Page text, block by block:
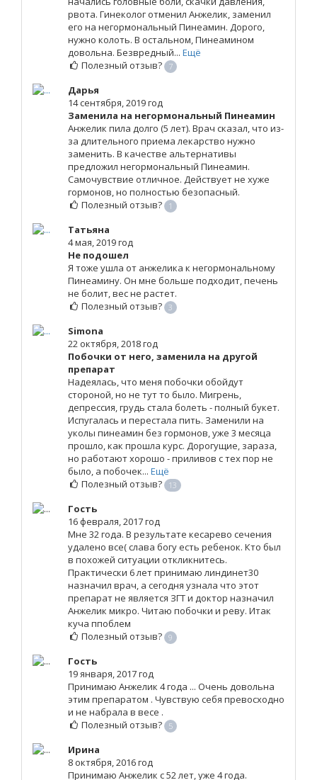
рвота. Гинеколог отменил Анжелик, заменил
его на негормональный Пинеамин. Дорого,
нужно колоть. В остальном, Пинеамином
довольна. Безвредный... Ещё
Полезный отзыв? 7
Дарья
14 сентября, 2019 год
Заменила на негормональный Пинеамин
Анжелик пила долго (5 лет). Врач сказал, что из-
за длительного приема лекарство нужно
заменить. В качестве альтернативы
предложил негормональный Пинеамин.
Самочувствие отличное. Действует не хуже
гормонов, но полностью безопасный.
Полезный отзыв? 1
Татьяна
4 мая, 2019 год
Не подошел
Я тоже ушла от анжелика к негормональному
Пинеамину. Он мне больше подходит, печень
не болит, вес не растет.
Полезный отзыв? 3
Simona
22 октября, 2018 год
Побочки от него, заменила на другой
препарат
Надеялась, что меня побочки обойдут
стороной, но не тут то было. Мигрень,
депрессия, грудь стала болеть - полный букет.
Испугалась и перестала пить. Заменили на
уколы пинеамин без гормонов, уже 3 месяца
прошло, как прошла курс. Дорогущие, зараза,
но работают хорошо - приливов с тех пор не
было, а побочек... Ещё
Полезный отзыв? 13
Гость
16 февраля, 2017 год
Мне 32 года. В результате кесарево сечения
удалено все( слава богу есть ребенок. Кто был
в похожей ситуации откликнитесь.
Практически 6 лет принимаю линдинет30
назначил врач, а сегодня узнала что этот
препарат не является ЗГТ и доктор назначил
Анжелик микро. Читаю побочки и реву. Итак
куча ппоблем
Полезный отзыв? 9
Гость
19 января, 2017 год
Принимаю Анжелик 4 года ... Очень довольна
этим препаратом . Чувствую себя превосходно
и не набрала в весе .
Полезный отзыв? 5
Ирина
8 октября, 2016 год
Принимаю Анжелик с 52 лет, уже 4 года.